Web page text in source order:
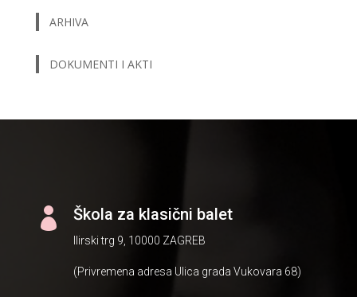
ARHIVA
DOKUMENTI I AKTI
 Škola za klasični balet
Ilirski trg 9, 10000 ZAGREB
(Privremena adresa Ulica grada Vukovara 68)